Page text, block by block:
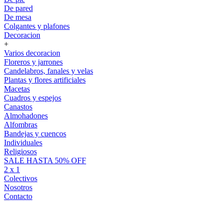
De pared
De mesa
Colgantes y plafones
Decoracion
+
Varios decoracion
Floreros y jarrones
Candelabros, fanales y velas
Plantas y flores artificiales
Macetas
Cuadros y espejos
Canastos
Almohadones
Alfombras
Bandejas y cuencos
Individuales
Religiosos
SALE HASTA 50% OFF
2 x 1
Colectivos
Nosotros
Contacto